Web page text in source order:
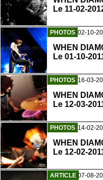
Le 11-02-
PHOTOS 02-10-
WHEN
Le 01-10-
PHOTOS 16-03-
WHEN
Le 12-03-
PHOTOS 14-02-
WHEN
Le 12-02-
ARTICLE 07-08-